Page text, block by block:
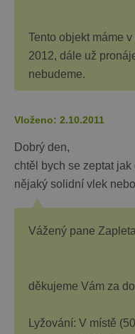
Tento objekt máme
2012, dále už
nebudeme.
Vloženo: 2.10.2011
Dobrý den,
chtěl bych se zeptat
nějaký solidní vlek
Vážený pane
děkujeme Vám za
Lyžování: V místě